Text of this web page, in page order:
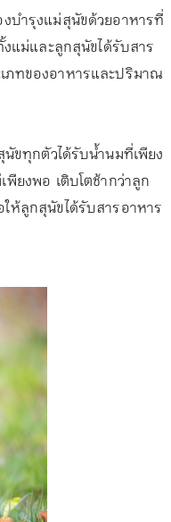
บำรุงแม่สุนัขด้วยอาหารที่
แม่และลูกสุนัขได้รับสาร
ภทของอาหารและปริมาณ
ขทุกตัวได้รับน้ำนมที่เพียง
ยงพอ เติบโตช้ากว่าลูก
ห้ลูกสุนัขได้รับสารอาหาร